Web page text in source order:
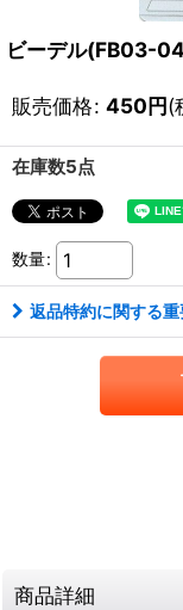
ビーデル(FB03-
販売価格: 450円(
在庫数5点
数量:
返品特約に関する
商品詳細